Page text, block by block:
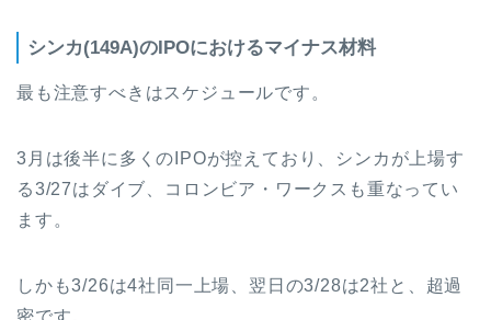
シンカ(149A)のIPOにおけるマイナス材料
最も注意すべきはスケジュールです。
3月は後半に多くのIPOが控えており、シンカが上場す
る3/27はダイブ、コロンビア・ワークスも重なってい
ます。
しかも3/26は4社同一上場、翌日の3/28は2社と、超過
密です。